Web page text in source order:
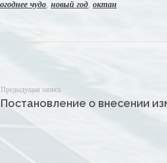
чудо новый год октан
Предыдущая запись